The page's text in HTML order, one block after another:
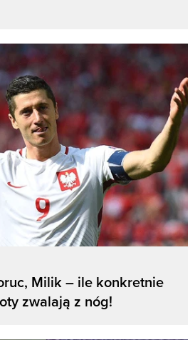
Milik – ile konkretnie
zwalają z nóg!